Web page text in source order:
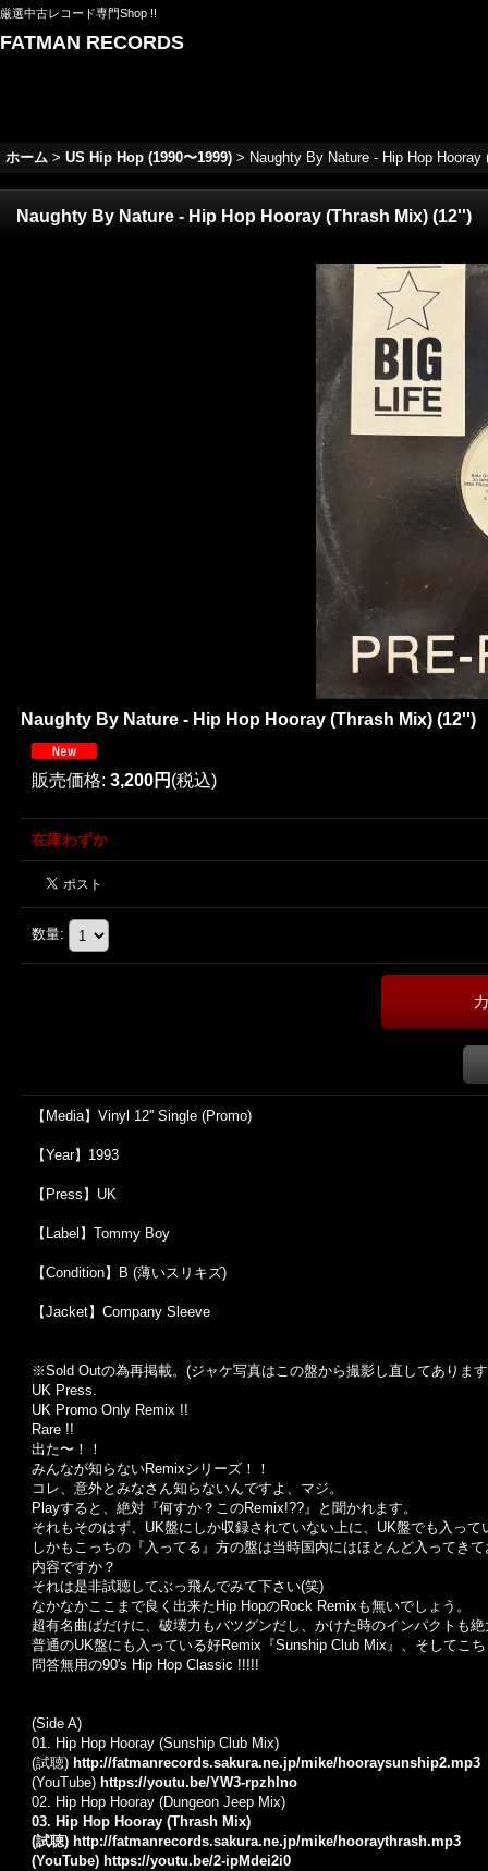
厳選中古レコード専門Shop !!
FATMAN RECORDS
ホーム > US Hip Hop (1990〜1999) > Naughty By Nature - Hip Hop Hooray
Naughty By Nature - Hip Hop Hooray (Thrash Mix) (12'')
Naughty By Nature - Hip Hop Hooray (Thrash Mix) (12'')
販売価格: 3,200円 (税込)
在庫わずか
数量:
【Media】Vinyl 12'' Single (Promo)
【Year】1993
【Press】UK
【Label】Tommy Boy
【Condition】B (薄いスリキズ)
【Jacket】Company Sleeve
※Sold Outの為再掲載。 (ジャケ写真はこの盤から撮影し直してありま
UK Press.
UK Promo Only Remix !!
Rare !!
出た〜！！
みんなが知らないRemixシリーズ！！
コレ、意外とみなさん知らないんですよ、マジ。
Playすると、絶対『何すか？このRemix!??』と聞かれます。
それもそのはず、UK盤にしか収録されていない上に、UK盤でも入っ
しかもこっちの『入ってる』方の盤は当時国内にはほとんど入ってき
内容ですか？
それは是非試聴してぶっ飛んでみて下さい(笑)
なかなかここまで良く出来たHip HopのRock Remixも無いでしょう。
超有名曲ばだけに、破壊力もバツグンだし、かけた時のインパクトも
普通のUK盤にも入っている好Remix『Sunship Club Mix』、そしてこ
問答無用の90's Hip Hop Classic !!!!!
(Side A)
01. Hip Hop Hooray (Sunship Club Mix)
(試聴) http://fatmanrecords.sakura.ne.jp/mike/hooraysunship2.mp3
(YouTube) https://youtu.be/YW3-rpzhlno
02. Hip Hop Hooray (Dungeon Jeep Mix)
03. Hip Hop Hooray (Thrash Mix)
(試聴) http://fatmanrecords.sakura.ne.jp/mike/hooraythrash.mp3
(YouTube) https://youtu.be/2-ipMdei2i0